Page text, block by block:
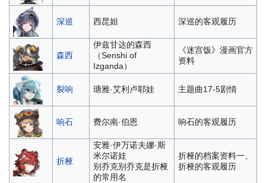
深巡 西昆妲 深巡的客观履历
森西
伊兹甘达的森西
（Senshi of
Izganda）
《迷宫饭》漫画官方
资料
裂响 瑭雅·艾利卢耶娃 主题曲17-5剧情
响石 费尔南·伯恩 响石的客观履历
折桠
安雅·伊万诺夫娜·斯
米尔诺娃
别乔克别乔克是折桠
的常用名
折桠的档案资料一、
折桠的客观履历